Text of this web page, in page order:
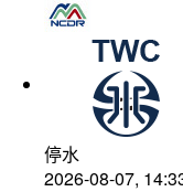
停水
2026-08-07,